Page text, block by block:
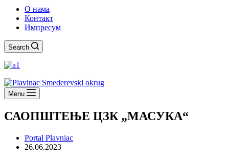
О нама
Контакт
Импресум
Search
Menu
САОПШТЕЊЕ ЦЗК „МАСУКА“
Portal Plavniac
26.06.2023